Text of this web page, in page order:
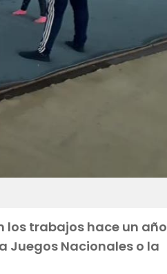
los trabajos hace un año
Juegos Nacionales o la